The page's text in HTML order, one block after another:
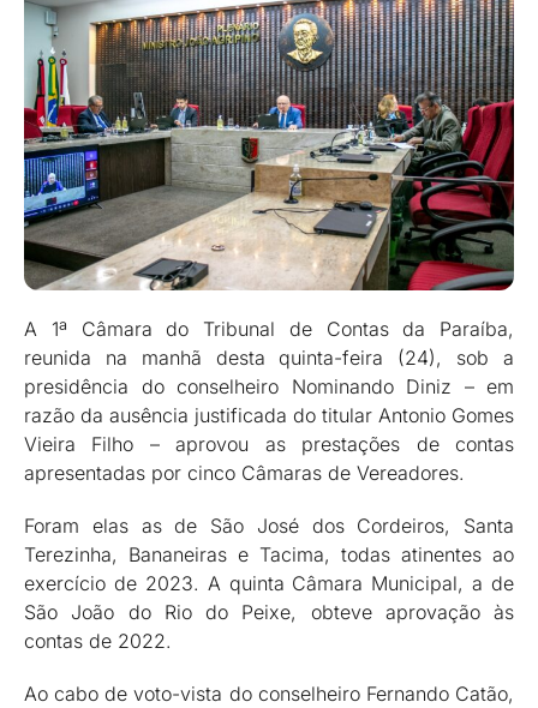
A 1ª Câmara do Tribunal de Contas da Paraíba,
reunida na manhã desta quinta-feira (24), sob a
presidência do conselheiro Nominando Diniz – em
razão da ausência justificada do titular Antonio Gomes
Vieira Filho – aprovou as prestações de contas
apresentadas por cinco Câmaras de Vereadores.
Foram elas as de São José dos Cordeiros, Santa
Terezinha, Bananeiras e Tacima, todas atinentes ao
exercício de 2023. A quinta Câmara Municipal, a de
São João do Rio do Peixe, obteve aprovação às
contas de 2022.
Ao cabo de voto-vista do conselheiro Fernando Catão,